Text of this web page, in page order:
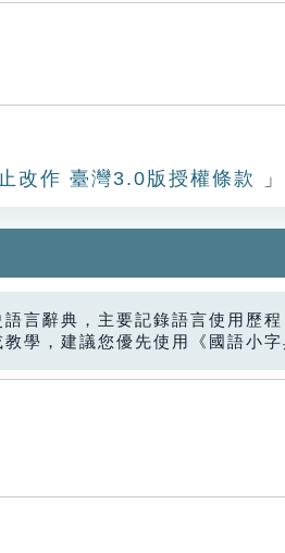
改作 臺灣3.0版授權條款
語言辭典，主要記錄語言使用歷
學，建議您優先使用《國語小